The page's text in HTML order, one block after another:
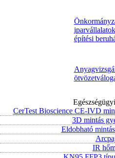
építési
CerTest Bioscience CE-IVD
3D mintás
Eldobható
IR